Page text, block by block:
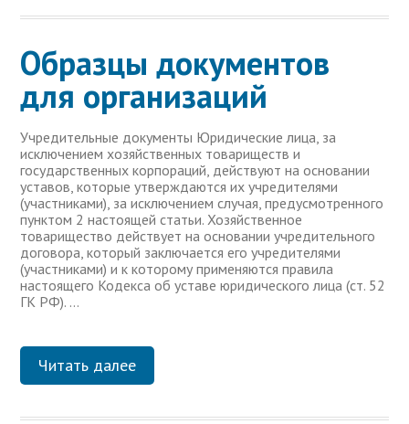
Образцы документов
для организаций
Учредительные документы Юридические лица, за
исключением хозяйственных товариществ и
государственных корпораций, действуют на основании
уставов, которые утверждаются их учредителями
(участниками), за исключением случая, предусмотренного
пунктом 2 настоящей статьи. Хозяйственное
товарищество действует на основании учредительного
договора, который заключается его учредителями
(участниками) и к которому применяются правила
настоящего Кодекса об уставе юридического лица (ст. 52
ГК РФ). …
Читать далее